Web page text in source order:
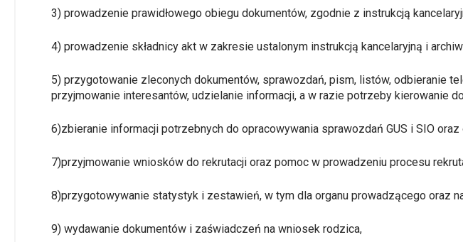
3) prowadzenie prawidłowego obiegu dokumentów, zgodnie z instrukcją
4) prowadzenie składnicy akt w zakresie ustalonym instrukcją kancelaryjną i
5) przygotowanie zleconych dokumentów, sprawozdań, pism, listów, odbieranie
przyjmowanie interesantów, udzielanie informacji, a w razie potrzeby kierowanie
6)zbieranie informacji potrzebnych do opracowywania sprawozdań GUS i SIO
7)przyjmowanie wniosków do rekrutacji oraz pomoc w prowadzeniu procesu
8)przygotowywanie statystyk i zestawień, w tym dla organu prowadzącego oraz
9) wydawanie dokumentów i zaświadczeń na wniosek rodzica,